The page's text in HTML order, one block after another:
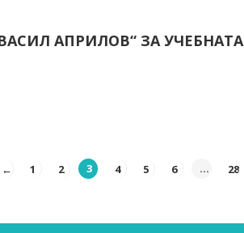
АПРИЛОВ“ ЗА УЧЕБНАТА
← 1 2 3 4 5 6 … 28